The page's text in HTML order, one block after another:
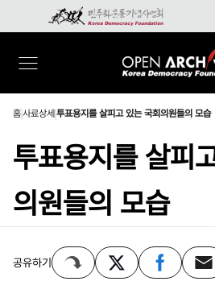
홈사료상세 투표용지를 살피고 있는 국회의원들의 모습
투표용지를 살피
의원들의 모습
공유하기